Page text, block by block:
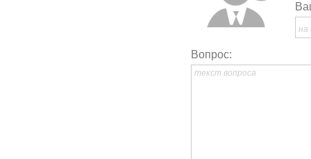
Вопрос: